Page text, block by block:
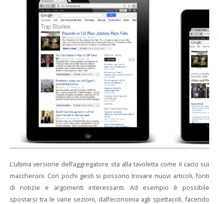
L’ultima versione dell’aggregatore sta alla tavoletta come il cacio sui
maccheroni. Con pochi gesti si possono trovare nuovi articoli, fonti
di notizie e argomenti interessanti. Ad esempio è possibile
spostarsi tra le varie sezioni, dall’economia agli spettacoli, facendo